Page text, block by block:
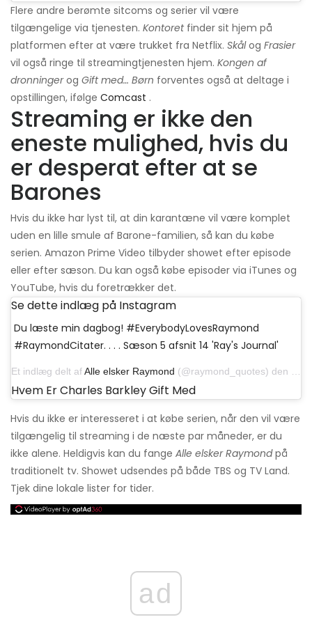
Flere andre berømte sitcoms og serier vil være
tilgængelige via tjenesten. Kontoretfinder sit hjem på
platformen efter at være trukket fra Netflix. Skålog Frasier
vil også ringe til streamingtjenesten hjem. Kongen af ​​
dronningerog Gift med… Børn forventes også at deltage i
opstillingen, ifølge Comcast .
Streaming er ikke den
eneste mulighed, hvis du
er desperat efter at se
Barones
Hvis du ikke har lyst til, at din karantæne vil være komplet
uden en lille smule af Barone-familien, så kan du købe
serien. Amazon Prime Video tilbyder showet efter episode
eller efter sæson. Du kan også købe episoder via iTunes og
YouTube, hvis du foretrækker det.
Se dette indlæg på Instagram
Du læste min dagbog! #EverybodyLovesRaymond
#RaymondCitater. . . . Sæson 5 afsnit 14 'Ray's Journal'
Et indlæg delt afAlle elsker Raymond (@raymond_quotes) den 16. marts 2020 kl. 8:57 PDT
Hvem Er Charles Barkley Gift Med
Hvis du ikke er interesseret i at købe serien, når den vil være
tilgængelig til streaming i de næste par måneder, er du
ikke alene. Heldigvis kan du fange Alle elsker Raymondpå
traditionelt tv. Showet udsendes på både TBS og TV Land.
Tjek dine lokale lister for tider.
ad